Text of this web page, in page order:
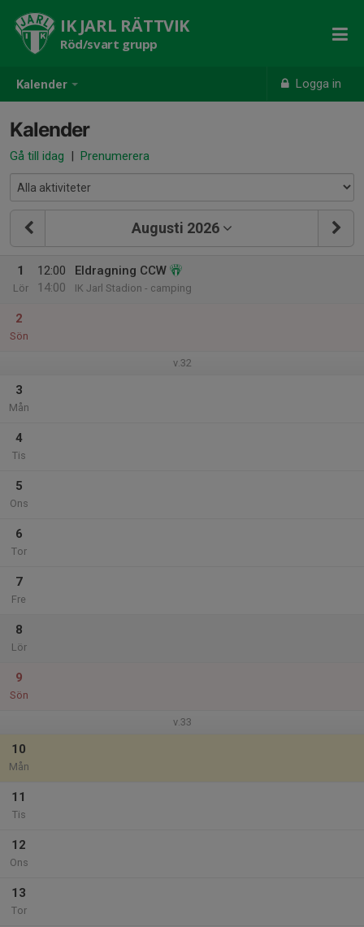
Kalender Logga in
IK JARL RÄTTVIK
Röd/svart grupp
Kalender
Gå till idag | Prenumerera
Augusti 2026
1
Lör
12:00
14:00
Eldragning CCW
IK Jarl Stadion - camping
2
Sön
v.32
3
Mån
4
Tis
5
Ons
6
Tor
7
Fre
8
Lör
9
Sön
v.33
10
Mån
11
Tis
12
Ons
13
Tor